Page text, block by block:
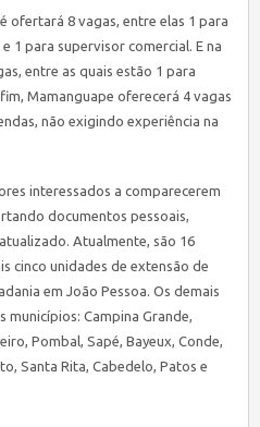
ofertará 8 vagas, entre elas 1 para
1 para supervisor comercial. E na
entre as quais estão 1 para
Mamanguape oferecerá 4 vagas
não exigindo experiência na
interessados a comparecerem
documentos pessoais,
Atualmente, são 16
cinco unidades de extensão de
em João Pessoa. Os demais
Campina Grande,
Pombal, Sapé, Bayeux, Conde,
Santa Rita, Cabedelo, Patos e